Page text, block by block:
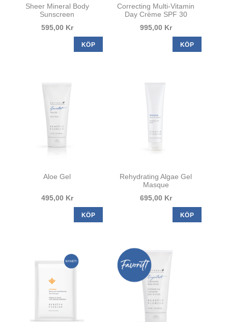
Sheer Mineral Body
Sunscreen
595,00 Kr
KÖP
Correcting Multi-Vitamin
Day Crème SPF 30
995,00 Kr
KÖP
Aloe Gel
495,00 Kr
KÖP
Rehydrating Algae Gel
Masque
695,00 Kr
KÖP